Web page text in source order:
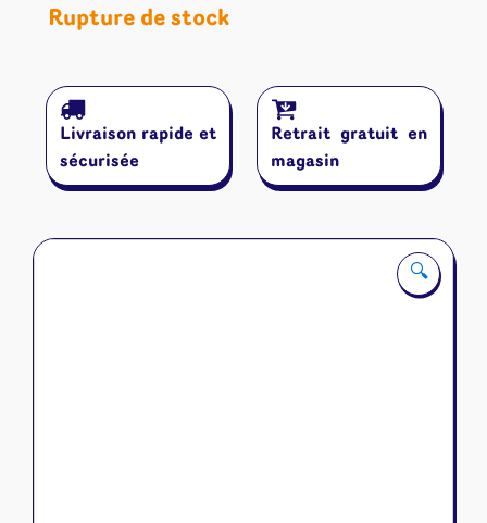
🔍
Rupture de stock
Livraison rapide et
sécurisée
Retrait gratuit en
magasin